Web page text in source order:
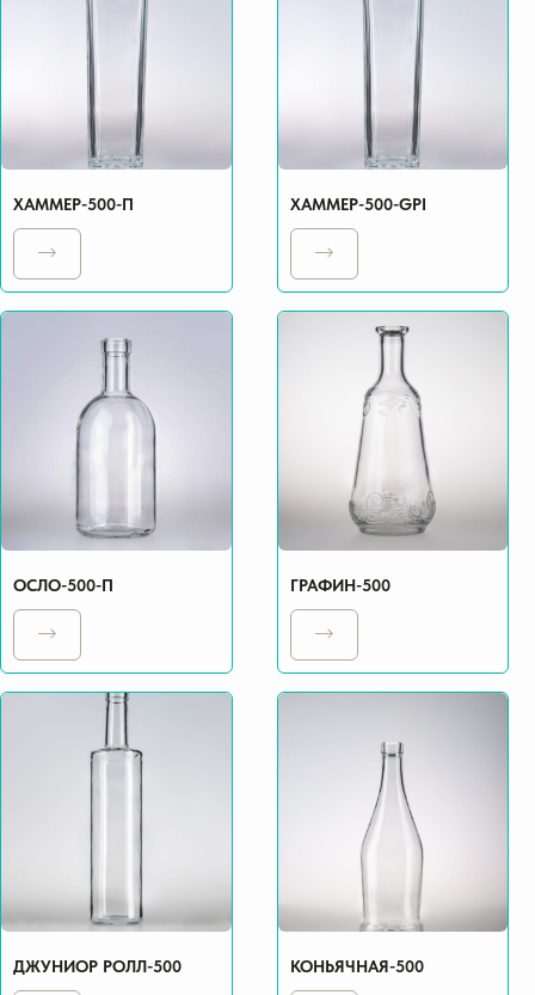
ХАММЕР-500-П ХАММЕР-500-GPI
ОСЛО-500-П ГРАФИН-500
ДЖУНИОР РОЛЛ-500 КОНЬЯЧНАЯ-500